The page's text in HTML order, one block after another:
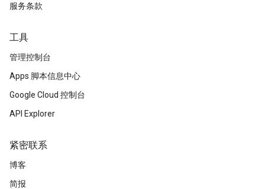
服务条款
工具
管理控制台
Apps 脚本信息中心
Google Cloud 控制台
API Explorer
紧密联系
博客
简报